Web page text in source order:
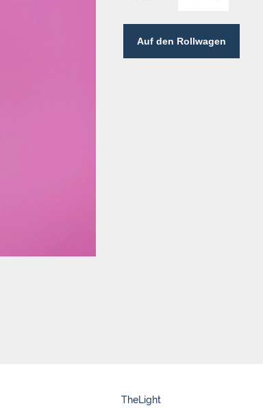
Auf den Rollwagen
TheLight